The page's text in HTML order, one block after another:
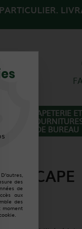
PAPETERIE ET
DE BUREAU
des
de
aux
des
moment